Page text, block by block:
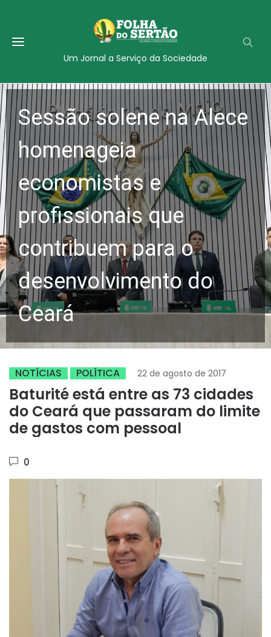
Um Jornal a Serviço da Sociedade
Sessão solene na Alece
homenageia
economistas e
profissionais que
contribuem para o
desenvolvimento do
Ceará
NOTÍCIAS POLÍTICA 22 de agosto de 2017
Baturité está entre as 73 cidades
do Ceará que passaram do limite
de gastos com pessoal
0